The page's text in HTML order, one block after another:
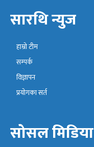
सारथि न्युज
हाम्रो टीम
सम्पर्क
विज्ञापन
प्रयोगका सर्त
सोसल मिडिया